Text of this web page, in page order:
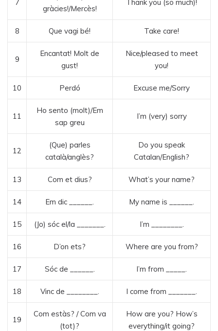
7
gràcies!/Mercès!
Thank you (so much)!
8 Que vagi bé! Take care!
9
Encantat! Molt de
gust!
Nice/pleased to meet
you!
10 Perdó Excuse me/Sorry
11
Ho sento (molt)/Em
sap greu
I’m (very) sorry
12
(Que) parles
català/anglès?
Do you speak
Catalan/English?
13 Com et dius? What’s your name?
14 Em dic ______. My name is ______.
15 (Jo) sóc el/la _______. I’m ________.
16 D’on ets? Where are you from?
17 Sóc de ______. I’m from _____.
18 Vinc de ________. I come from _______.
19
Com estàs? / Com va
(tot)?
How are you? How’s
everything/it going?